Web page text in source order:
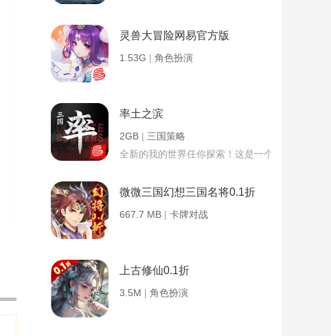
灵兽大冒险网易官方版
1.53G | 角色扮演
率土之滨
2GB | 三国策略
全新的我的世界任你探索！这是一个小提示字段。
微微三国幻想三国名将0.1折
667.7 MB | 卡牌对战
上古修仙0.1折
3.5M | 角色扮演